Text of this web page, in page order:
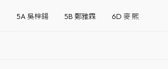
5A 吳梓鍚 5B 鄭雅霖 6D 麥 熙